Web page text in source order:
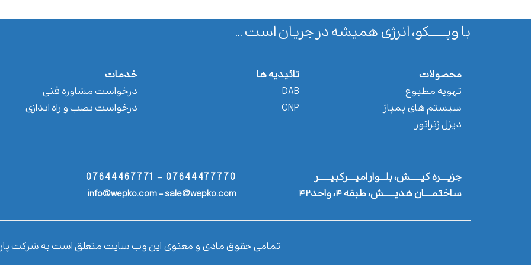
با وپـــــــکو، انرژی همیشه در جریان است ...
محصولات
تهویه مطبوع
سیستم های پمپاژ
دیزل ژنراتور
تائیدیه ها
DAB
CNP
خدمات
درخواست مشاوره فنی
درخواست نصب و راه اندازی
07644477770 - 07644467771
info@wepko.com - sale@wepko.com
جزیــــره کیــــــش، بلـــوار امیــــرکبیــــــر
ساختمــــان هدیــــــش، طبقه ۴، واحد۴۲
تمامی حقوق مادی و معنوی این وب سایت متعلق است به شرکت